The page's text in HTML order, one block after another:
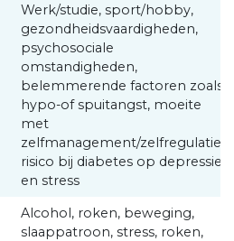
Werk/studie, sport/hobby,
gezondheidsvaardigheden,
psychosociale
omstandigheden,
belemmerende factoren zoals
hypo-of spuitangst, moeite
met
zelfmanagement/zelfregulatie,
risico bij diabetes op depressie
en stress
Alcohol, roken, beweging,
slaappatroon, stress, roken,